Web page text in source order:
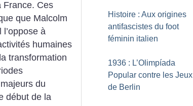
France. Ces
que Malcolm
l’oppose à
humaines
transformation
du
début de la
Histoire : Aux origines
antifascistes du foot
féminin italien
1936 : L’Olimpíada
Popular contre les Jeux
de Berlin